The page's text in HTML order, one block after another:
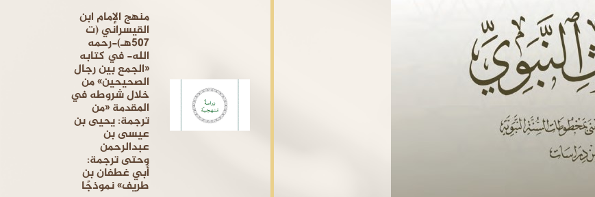
منهج الإمام ابن
القيسراني (ت
507هـ)-رحمه
الله- في كتابه
«الجمع بين رجال
الصحيحين» من
خلال شروطه في
المقدمة «من
ترجمة: يحيى بن
عيسى بن
عبدالرحمن
وحتى ترجمة:
أبي غطفان بن
طريف» نموذجًا